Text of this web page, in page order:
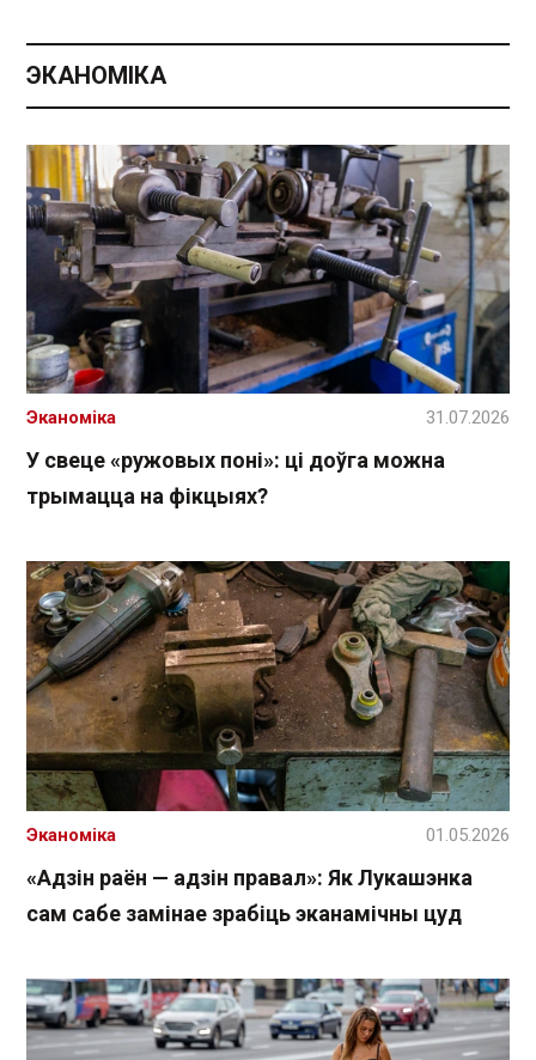
ЭКАНОМІКА
У свеце «ружовых поні»: ці доўга можна
трымацца на фікцыях?
Эканоміка 31.07.2026
«Адзін раён — адзін правал»: Як Лукашэнка
сам сабе замінае зрабіць эканамічны цуд
Эканоміка 01.05.2026